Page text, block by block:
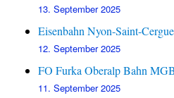
13. September 2025
Eisenbahn Nyon-Saint-
12. September 2025
FO Furka Oberalp Bahn
11. September 2025